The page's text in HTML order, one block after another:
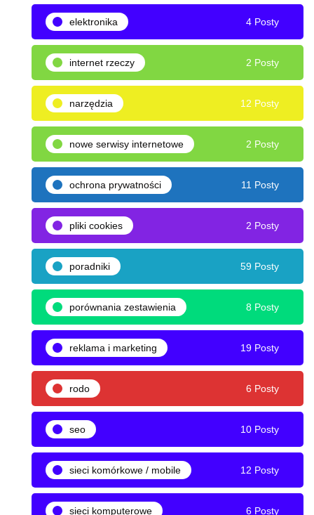
elektronika 4 Posty
internet rzeczy 2 Posty
narzędzia 12 Posty
nowe serwisy internetowe 2 Posty
ochrona prywatności 11 Posty
pliki cookies 2 Posty
poradniki 59 Posty
porównania zestawienia 8 Posty
reklama i marketing 19 Posty
rodo 6 Posty
seo 10 Posty
sieci komórkowe / mobile 12 Posty
sieci komputerowe 6 Posty